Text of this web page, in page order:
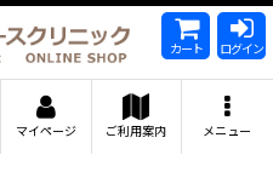
カート ログイン
マイページ ご利用案内 メニュー